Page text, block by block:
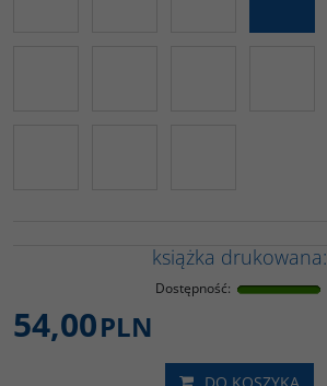
książka drukowana:
Dostępność:
54,00PLN